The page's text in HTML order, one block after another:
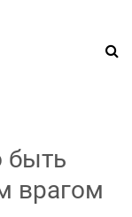
быть
врагом